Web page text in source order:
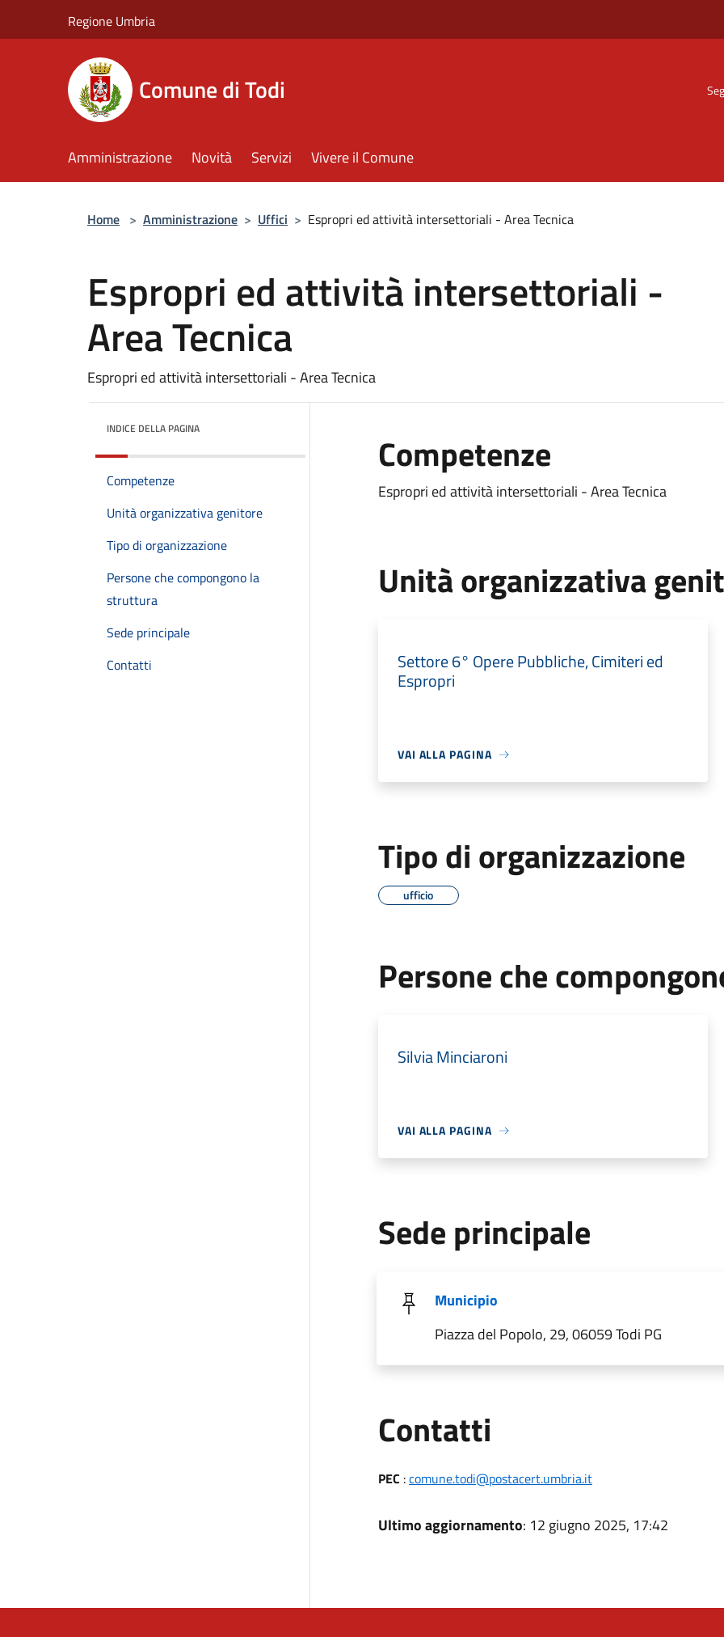
Regione Umbria
Comune di Todi
Amministrazione Novità Servizi Vivere il Comune
Home > Amministrazione > Uffici > Espropri ed attività intersettoriali - Area Tecnica
Espropri ed attività intersettoriali -
Area Tecnica
Espropri ed attività intersettoriali - Area Tecnica
INDICE DELLA PAGINA
Competenze
Unità organizzativa genitore
Tipo di organizzazione
Persone che compongono la
struttura
Sede principale
Contatti
Competenze
Espropri ed attività intersettoriali - Area Tecnica
Unità organizzativa
Settore 6° Opere Pubbliche, Cimiteri ed
Espropri
VAI ALLA PAGINA
Tipo di organizzazione
ufficio
Persone che
Silvia Minciaroni
VAI ALLA PAGINA
Sede principale
Municipio
Piazza del Popolo, 29, 06059 Todi PG
Contatti
PEC :comune.todi@postacert.umbria.it
Ultimo aggiornamento: 12 giugno 2025, 17:42